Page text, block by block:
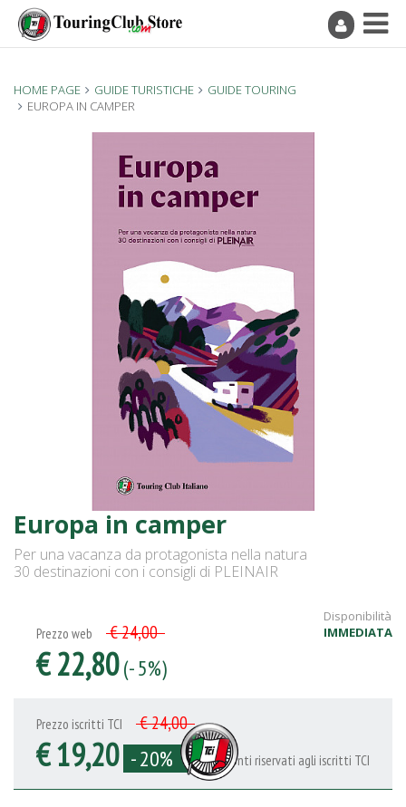
HOME PAGE GUIDE TURISTICHE
GUIDE TOURING
EUROPA IN CAMPER
Europa in camper
Per una vacanza da protagonista nella natura
30 destinazioni con i consigli di PLEINAIR
Disponibilità
IMMEDIATA
Prezzo web € 24,00
€ 22,80(- 5%)
Prezzo iscritti TCI € 24,00
€ 19,20 - 20% Sconti riservati agli iscritti TCI